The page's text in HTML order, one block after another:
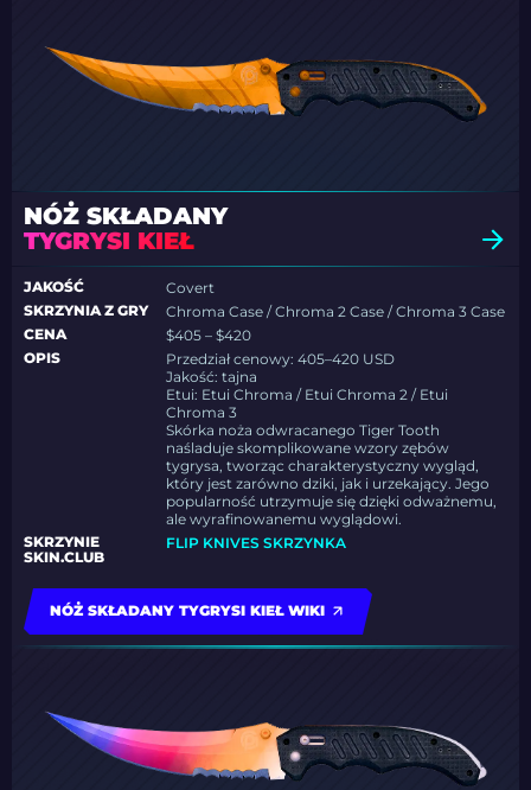
NÓŻ SKŁADANY
TYGRYSI KIEŁ
JAKOŚĆ
Covert
SKRZYNIA Z GRY
Chroma Case / Chroma 2 Case / Chroma 3 Case
CENA
$405 – $420
OPIS
Przedział cenowy: 405–420 USD
Jakość: tajna
Etui: Etui Chroma / Etui Chroma 2 / Etui
Chroma 3
Skórka noża odwracanego Tiger Tooth
naśladuje skomplikowane wzory zębów
tygrysa, tworząc charakterystyczny wygląd,
który jest zarówno dziki, jak i urzekający. Jego
popularność utrzymuje się dzięki odważnemu,
ale wyrafinowanemu wyglądowi.
SKRZYNIE
SKIN.CLUB
FLIP KNIVES SKRZYNKA
NÓŻ SKŁADANY TYGRYSI KIEŁ WIKI